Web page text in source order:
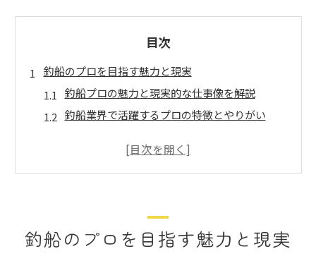
目次
釣船のプロを目指す魅力と現実
釣船プロの魅力と現実的な仕事像を解説
釣船業界で活躍するプロの特徴とやりがい
釣船プロの世界に飛び込む前に知るべき現実
初心者が釣船プロへ転身するための基礎知識
釣船業界で未経験から始める方法と注意点
釣船のプロを目指す魅力と現実